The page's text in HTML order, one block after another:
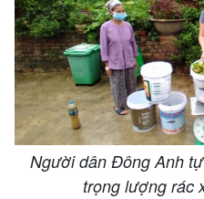
Người dân Đông Anh
trọng lượng rác